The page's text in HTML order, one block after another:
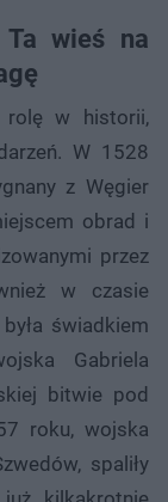
Ta wieś na
rolę w historii,
W 1528
z Węgier
obrad i
przez
w czasie
świadkiem
Gabriela
bitwie pod
roku, wojska
spaliły